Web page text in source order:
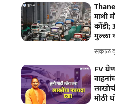
माथी
कोंडी;
मुल्ला
सकाळ
EV
मोठी